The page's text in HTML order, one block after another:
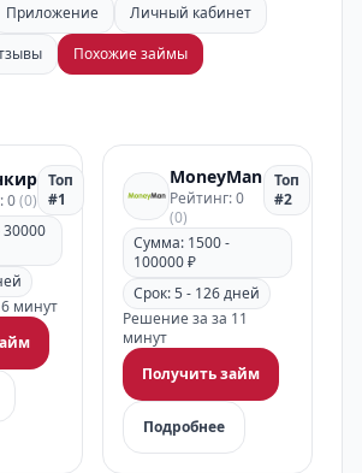
Приложение
Личный кабинет
Похожие займы
0(0)
Топ
#1
минут
MoneyMan
Рейтинг: 0
(0)
Топ
#2
Сумма: 1500 -
100000 ₽
Срок: 5 - 126 дней
Решение за за 11
минут
Получить займ
Подробнее